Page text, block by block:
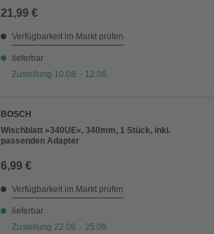
21,99 €
Verfügbarkeit im Markt prüfen
lieferbar
Zustellung 10.08. - 12.08.
BOSCH
Wischblatt »340UE«, 340mm, 1 Stück, inkl.
passenden Adapter
6,99 €
Verfügbarkeit im Markt prüfen
lieferbar
Zustellung 22.08. - 25.08.